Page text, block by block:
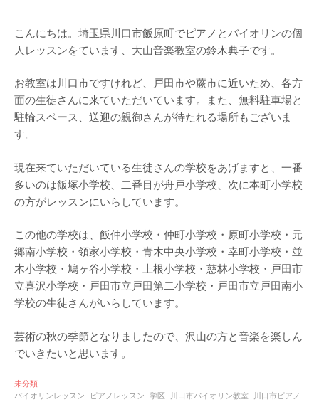
こんにちは。埼玉県川口市飯原町でピアノとバイオリンの個
人レッスンをています、大山音楽教室の鈴木典子です。
お教室は川口市ですけれど、戸田市や蕨市に近いため、各方
面の生徒さんに来ていただいています。また、無料駐車場と
駐輪スペース、送迎の親御さんが待たれる場所もございま
す。
現在来ていただいている生徒さんの学校をあげますと、一番
多いのは飯塚小学校、二番目が舟戸小学校、次に本町小学校
の方がレッスンにいらしています。
この他の学校は、飯仲小学校・仲町小学校・原町小学校・元
郷南小学校・領家小学校・青木中央小学校・幸町小学校・並
木小学校・鳩ヶ谷小学校・上根小学校・慈林小学校・戸田市
立喜沢小学校・戸田市立戸田第二小学校・戸田市立戸田南小
学校の生徒さんがいらしています。
芸術の秋の季節となりましたので、沢山の方と音楽を楽しん
でいきたいと思います。
未分類
バイオリンレッスン
ピアノレッスン 学区 川口市バイオリン教室
川口市ピアノ